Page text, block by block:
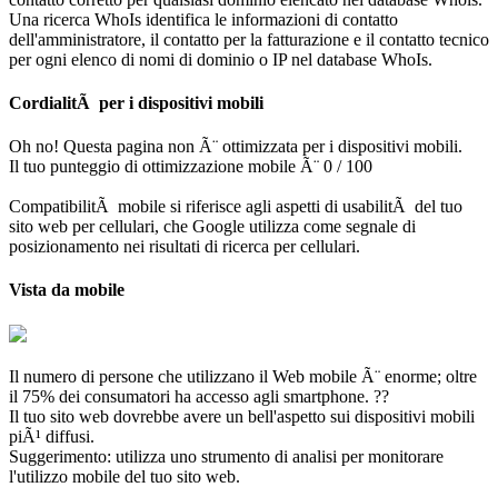
Una ricerca WhoIs identifica le informazioni di contatto
dell'amministratore, il contatto per la fatturazione e il contatto tecnico
per ogni elenco di nomi di dominio o IP nel database WhoIs.
CordialitÃ per i dispositivi mobili
Oh no! Questa pagina non Ã¨ ottimizzata per i dispositivi mobili.
Il tuo punteggio di ottimizzazione mobile Ã¨ 0 / 100
CompatibilitÃ mobile si riferisce agli aspetti di usabilitÃ del tuo
sito web per cellulari, che Google utilizza come segnale di
posizionamento nei risultati di ricerca per cellulari.
Vista da mobile
Il numero di persone che utilizzano il Web mobile Ã¨ enorme; oltre
il 75% dei consumatori ha accesso agli smartphone. ??
Il tuo sito web dovrebbe avere un bell'aspetto sui dispositivi mobili
piÃ¹ diffusi.
Suggerimento: utilizza uno strumento di analisi per monitorare
l'utilizzo mobile del tuo sito web.